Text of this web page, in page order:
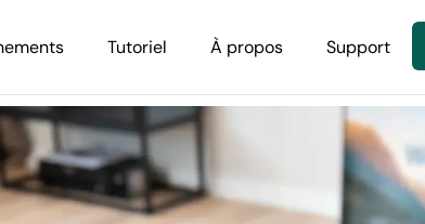
Tutoriel À propos Support